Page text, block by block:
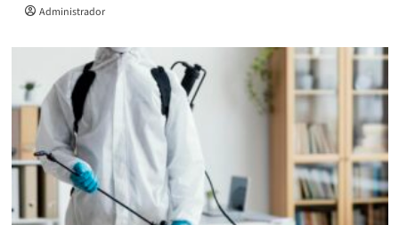
Administrador